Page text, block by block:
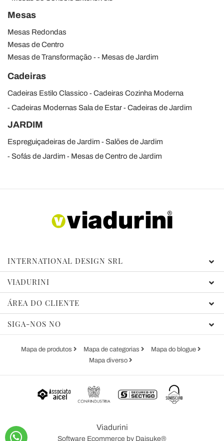
Mesas
Mesas Redondas
Mesas de Centro
Mesas de Transformação
Mesas de Jardim
Cadeiras
Cadeiras Estilo Classico
Cadeiras Cozinha Moderna
Cadeiras Modernas Sala de Estar
Cadeiras de Jardim
JARDIM
Espreguiçadeiras de Jardim
Salões de Jardim
Sofás de Jardim
Mesas de Centro de Jardim
INTERNATIONAL DESIGN SRL
VIADURINI
ÁREA DO CLIENTE
SIGA-NOS NO
Mapa de produtos Mapa de categorias
Mapa do blogue
Mapa diverso
Viadurini
Software Ecommerce by Daisuke®